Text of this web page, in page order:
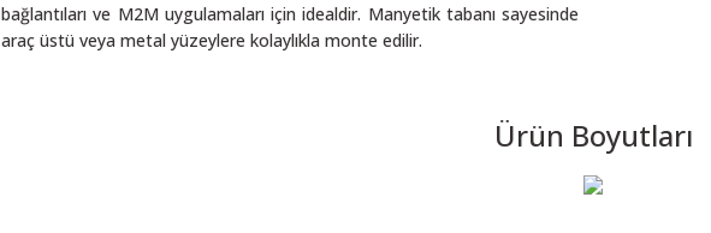
bağlantıları ve M2M uygulamaları için idealdir. Manyetik tabanı sayesinde
araç üstü veya metal yüzeylere kolaylıkla monte edilir.
Ürün Boyutları